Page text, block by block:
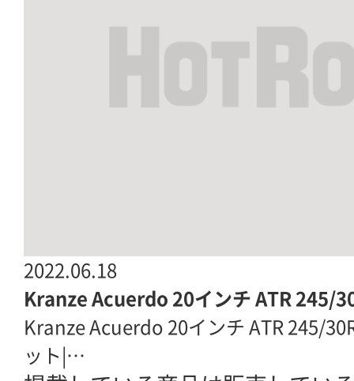
2022.06.18
Kranze Acuerdo 20インチ ATR 245/
Kranze Acuerdo 20インチ ATR 245/
ット|…